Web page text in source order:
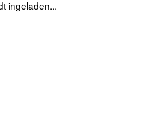
ingeladen...